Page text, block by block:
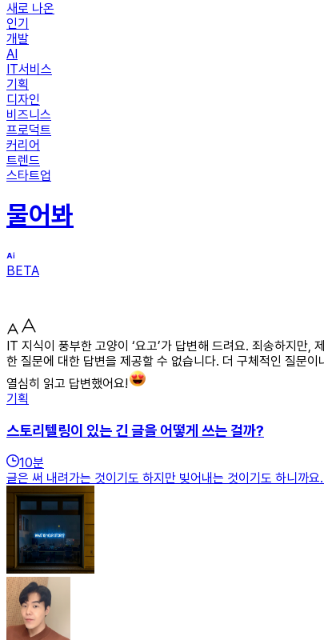
새로 나온
인기
개발
AI
IT서비스
기획
디자인
비즈니스
프로덕트
커리어
트렌드
스타트업
물어봐
BETA
IT 지식이 풍부한 고양이 ‘요고’가 답변해 드려요. 죄송하지
한 질문에 대한 답변을 제공할 수 없습니다. 더 구체적인 질문
열심히 읽고 답변했어요!
기획
스토리텔링이 있는 긴 글을 어떻게 쓰는 걸까?
10분
글은 써 내려가는 것이기도 하지만 빚어내는 것이기도 하니까